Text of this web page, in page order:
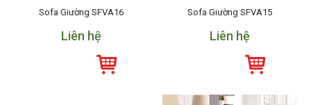
Sofa Giường SFVA16
Liên hệ
Sofa Giường SFVA15
Liên hệ